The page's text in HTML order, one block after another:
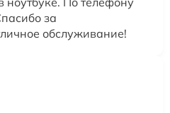
за
обслуживание!